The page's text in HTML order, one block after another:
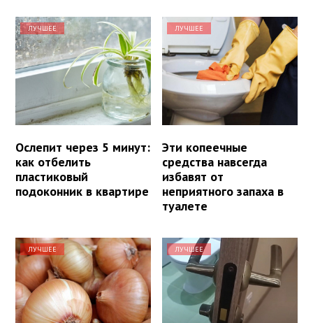
ЛУЧШЕЕ
Ослепит через 5 минут:
как отбелить
пластиковый
подоконник в квартире
ЛУЧШЕЕ
Эти копеечные
средства навсегда
избавят от
неприятного запаха в
туалете
ЛУЧШЕЕ ЛУЧШЕЕ